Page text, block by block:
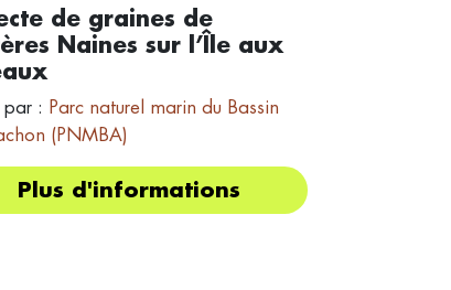
de graines de
Naines sur l’Île aux
par : Parc naturel marin du Bassin
(PNMBA)
Plus d'informations